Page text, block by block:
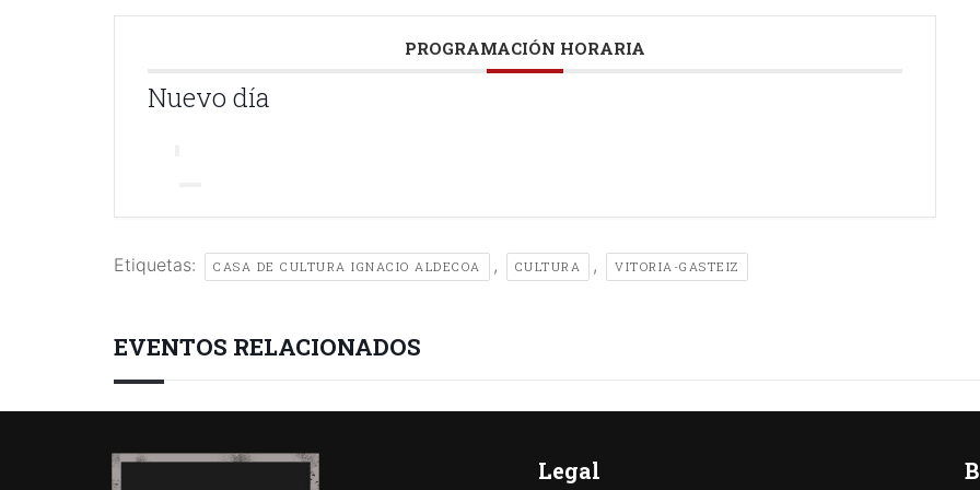
PROGRAMACIÓN HORARIA
Nuevo día
Etiquetas: CASA DE CULTURA IGNACIO ALDECOA , CULTURA , VITORIA-GASTEIZ
EVENTOS RELACIONADOS
Legal